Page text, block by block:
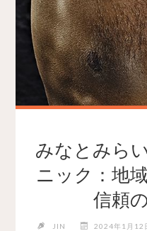
みなとみら
ニック：地
信頼
JIN 2024年1月12